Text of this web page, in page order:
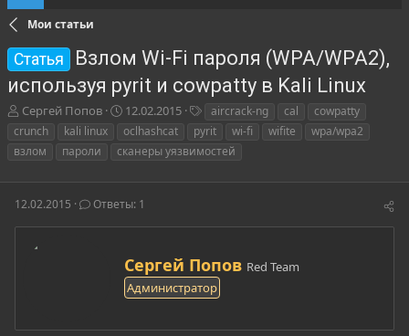
Мои статьи
Статья
Взлом Wi-Fi пароля (WPA/WPA2),
используя pyrit и cowpatty в Kali Linux
А
в
о
е
м
Сергей Попов
Д
а
а
ч
а
а
12.02.2015
е
и
aircrack-ng cal
cowpatty
crunch
kali linux oclhashcat pyrit wi-fi wifite
wpa/wpa2
взлом
пароли сканеры уязвимостей
12.02.2015 Ответы: 1
А
в
т
р
Сергей Попов Red Team
Администратор